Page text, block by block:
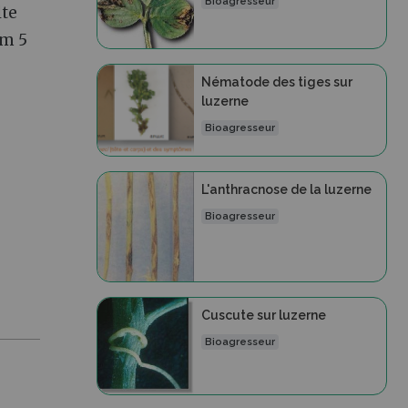
5
Nématode des tiges sur
luzerne
Bioagresseur
L'anthracnose de la luzerne
Bioagresseur
Cuscute sur luzerne
Bioagresseur